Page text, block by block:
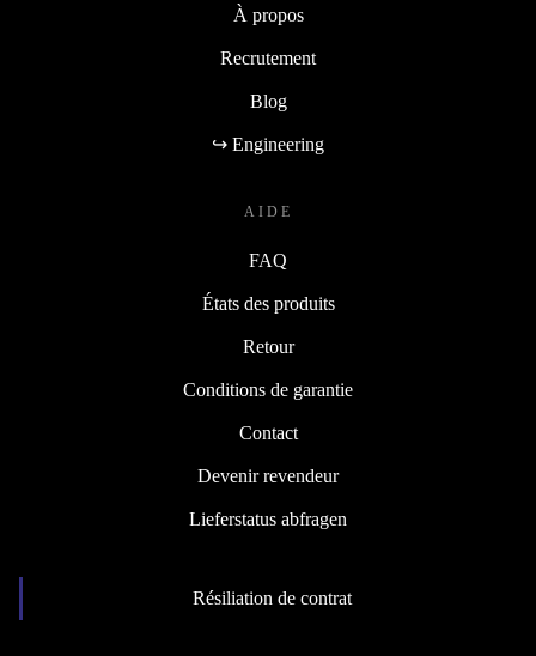
À propos
Recrutement
Blog
↪ Engineering
AIDE
FAQ
États des produits
Retour
Conditions de garantie
Contact
Devenir revendeur
Lieferstatus abfragen
Résiliation de contrat